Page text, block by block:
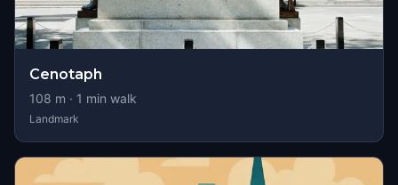
Cenotaph
108 m · 1 min walk
Landmark